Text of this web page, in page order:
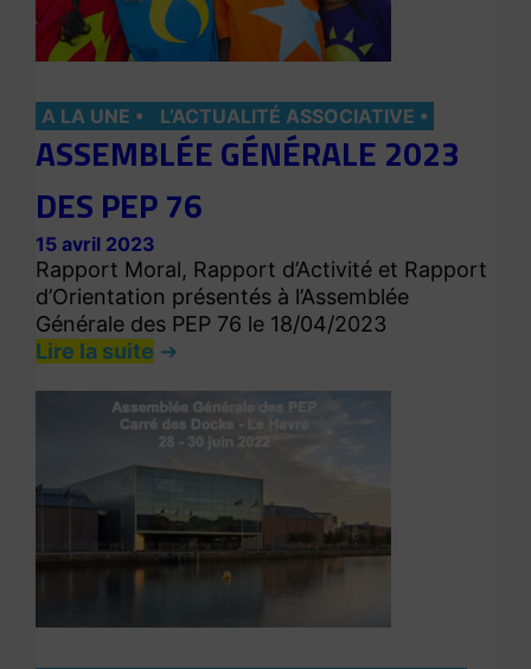
A LA UNE L’ACTUALITÉ ASSOCIATIVE
ASSEMBLÉE GÉNÉRALE 2023
DES PEP 76
15 avril 2023
Rapport Moral, Rapport d’Activité et Rapport
d’Orientation présentés à l’Assemblée
Générale des PEP 76 le 18/04/2023
Lire la suite